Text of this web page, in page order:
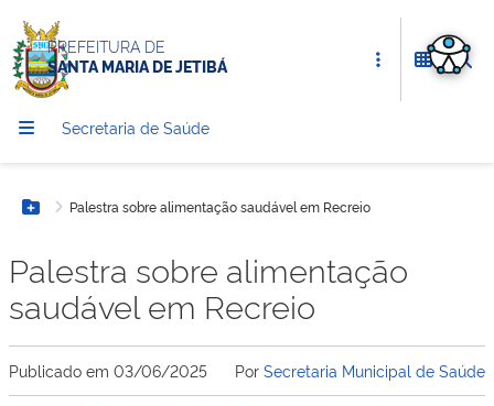
PREFEITURA DE
SANTA MARIA DE JETIBÁ
Secretaria de Saúde
Botão Menu
Palestra sobre alimentação saudável em Recreio
Palestra sobre alimentação
saudável em Recreio
Publicado em 03/06/2025 Por Secretaria Municipal de Saúde